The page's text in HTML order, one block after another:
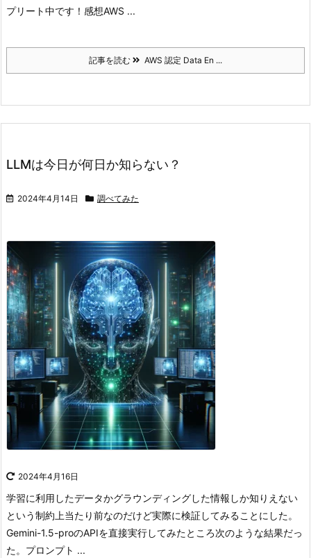
プリート中です！ 感想AWS ...
記事を読む AWS 認定 Data En ...
LLMは今日が何日か知らない？
2024年4月14日 調べてみた
2024年4月16日
学習に利用したデータかグラウンディングした情報しか知りえない
という制約上当たり前なのだけど実際に検証してみることにした。
Gemini-1.5-proのAPIを直接実行してみたところ次のような結果だっ
た。 プロンプト ...